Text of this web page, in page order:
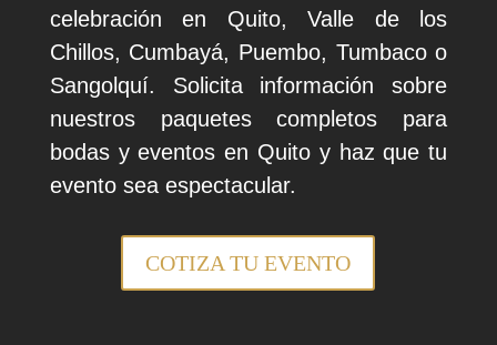
celebración en Quito, Valle de los
Chillos, Cumbayá, Puembo, Tumbaco o
Sangolquí. Solicita información sobre
nuestros paquetes completos para
bodas y eventos en Quito y haz que tu
evento sea espectacular.
COTIZA TU EVENTO